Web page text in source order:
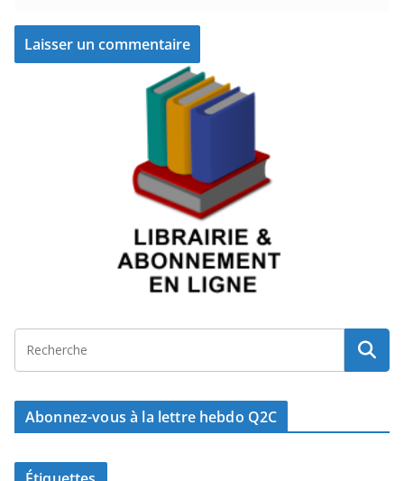
Abonnez-vous à la lettre hebdo Q2C